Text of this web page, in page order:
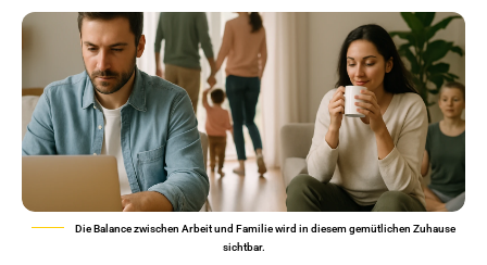
Die Balance zwischen Arbeit und Familie wird in diesem gemütlichen Zuhause
sichtbar.